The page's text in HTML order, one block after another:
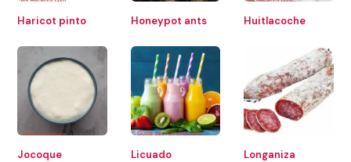
Haricot pinto Honeypot ants Huitlacoche
Jocoque Licuado Longaniza